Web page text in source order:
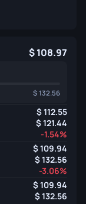
108.97
132.56
112.55
121.44
-1.54%
109.94
132.56
-3.06%
109.94
132.56